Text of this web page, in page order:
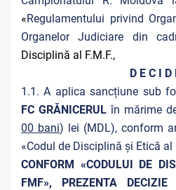
«Regulamentului privind
Organelor Judiciare din
Disciplină al F.M.F.,
D E C I D
1.1. A aplica sancțiune sub
FC GRĂNICERUL în mărime
00 bani) lei (MDL), conform
«Codul de Disciplină și Etică al
CONFORM «CODULUI DE
FMF», PREZENTA